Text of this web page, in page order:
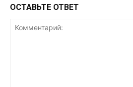
ОСТАВЬТЕ ОТВЕТ